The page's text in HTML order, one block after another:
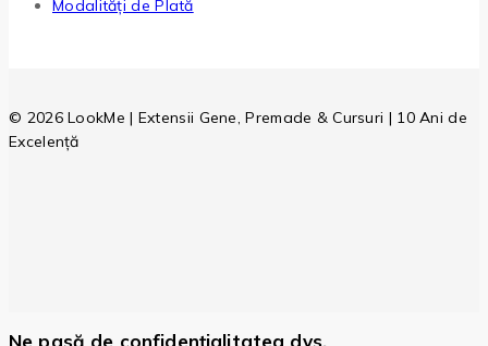
Modalități de Plată
© 2026 LookMe | Extensii Gene, Premade & Cursuri | 10 Ani de
Excelență
Ne pasă de confidențialitatea dvs.